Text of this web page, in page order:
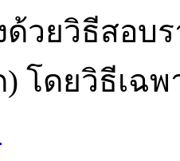
วยวิธีสอบ
โดยวิธีเฉพ